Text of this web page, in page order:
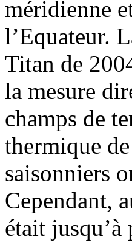
méridienne
l’Equateur.
Titan de
la mesure
champs de
thermique
saisonniers
Cependant,
était jusqu’à